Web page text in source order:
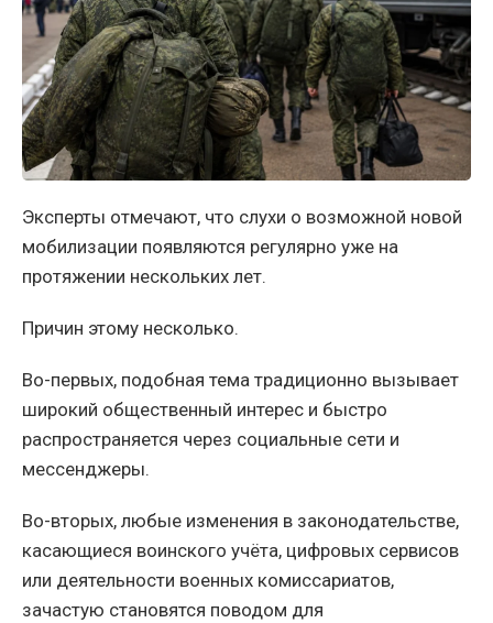
Эксперты отмечают, что слухи о возможной новой
мобилизации появляются регулярно уже на
протяжении нескольких лет.
Причин этому несколько.
Во-первых, подобная тема традиционно вызывает
широкий общественный интерес и быстро
распространяется через социальные сети и
мессенджеры.
Во-вторых, любые изменения в законодательстве,
касающиеся воинского учёта, цифровых сервисов
или деятельности военных комиссариатов,
зачастую становятся поводом для